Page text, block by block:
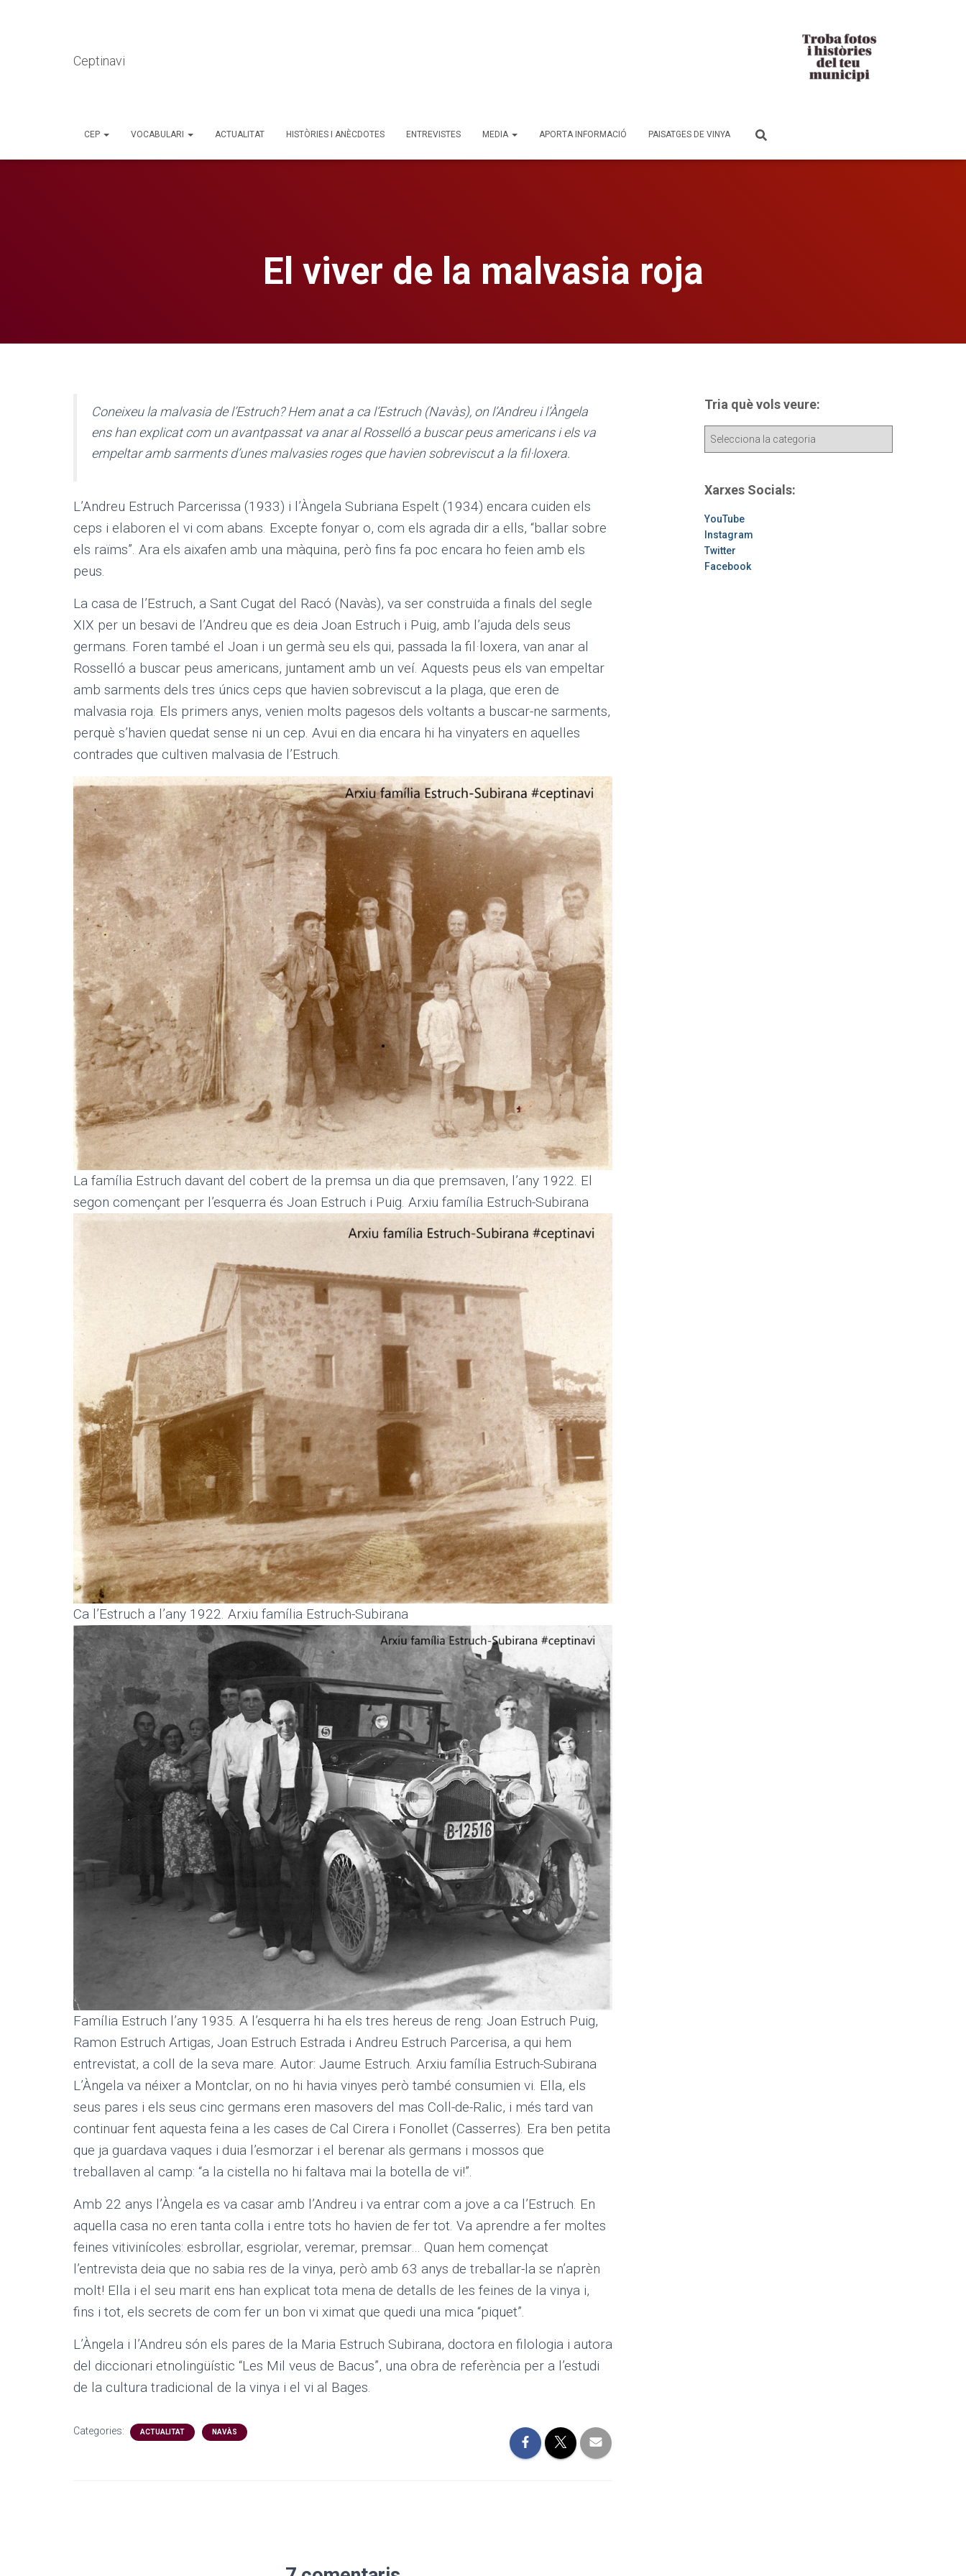
Ceptinavi
CEP VOCABULARI ACTUALITAT HISTÒRIES I ANÈCDOTES ENTREVISTES MEDIA APORTA INFORMACIÓ PAISATGES DE VINYA
El viver de la malvasia roja
Coneixeu la malvasia de l’Estruch? Hem anat a ca l’Estruch (Navàs), on l’Andreu i l’Àngela
ens han explicat com un avantpassat va anar al Rosselló a buscar peus americans i els va
empeltar amb sarments d’unes malvasies roges que havien sobreviscut a la fil·loxera.
L’Andreu Estruch Parcerissa (1933) i l’Àngela Subriana Espelt (1934) encara cuiden els
ceps i elaboren el vi com abans. Excepte fonyar o, com els agrada dir a ells, “ballar sobre
els raïms”. Ara els aixafen amb una màquina, però fins fa poc encara ho feien amb els
peus.
La casa de l’Estruch, a Sant Cugat del Racó (Navàs), va ser construïda a finals del segle
XIX per un besavi de l’Andreu que es deia Joan Estruch i Puig, amb l’ajuda dels seus
germans. Foren també el Joan i un germà seu els qui, passada la fil·loxera, van anar al
Rosselló a buscar peus americans, juntament amb un veí. Aquests peus els van empeltar
amb sarments dels tres únics ceps que havien sobreviscut a la plaga, que eren de
malvasia roja. Els primers anys, venien molts pagesos dels voltants a buscar-ne sarments,
perquè s’havien quedat sense ni un cep. Avui en dia encara hi ha vinyaters en aquelles
contrades que cultiven malvasia de l’Estruch.
La família Estruch davant del cobert de la premsa un dia que premsaven, l’any 1922. El
segon començant per l’esquerra és Joan Estruch i Puig. Arxiu família Estruch-Subirana
Ca l’Estruch a l’any 1922. Arxiu família Estruch-Subirana
Família Estruch l’any 1935. A l’esquerra hi ha els tres hereus de reng: Joan Estruch Puig,
Ramon Estruch Artigas, Joan Estruch Estrada i Andreu Estruch Parcerisa, a qui hem
entrevistat, a coll de la seva mare. Autor: Jaume Estruch. Arxiu família Estruch-Subirana
L’Àngela va néixer a Montclar, on no hi havia vinyes però també consumien vi. Ella, els
seus pares i els seus cinc germans eren masovers del mas Coll-de-Ralic, i més tard van
continuar fent aquesta feina a les cases de Cal Cirera i Fonollet (Casserres). Era ben petita
que ja guardava vaques i duia l’esmorzar i el berenar als germans i mossos que
treballaven al camp: “a la cistella no hi faltava mai la botella de vi!”.
Amb 22 anys l’Àngela es va casar amb l’Andreu i va entrar com a jove a ca l’Estruch. En
aquella casa no eren tanta colla i entre tots ho havien de fer tot. Va aprendre a fer moltes
feines vitivinícoles: esbrollar, esgriolar, veremar, premsar… Quan hem començat
l’entrevista deia que no sabia res de la vinya, però amb 63 anys de treballar-la se n’aprèn
molt! Ella i el seu marit ens han explicat tota mena de detalls de les feines de la vinya i,
fins i tot, els secrets de com fer un bon vi ximat que quedi una mica “piquet”.
L’Àngela i l’Andreu són els pares de la Maria Estruch Subirana, doctora en filologia i autora
del diccionari etnolingüístic “Les Mil veus de Bacus”, una obra de referència per a l’estudi
de la cultura tradicional de la vinya i el vi al Bages.
Categories: ACTUALITAT NAVÀS
Tria què vols veure:
q
Xarxes Socials:
YouTube
Instagram
Twitter
Facebook